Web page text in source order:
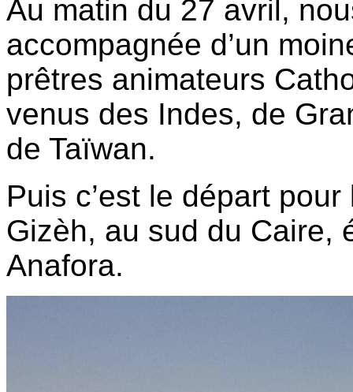
Au matin du 27 avril,
accompagnée d’un
prêtres animateurs
venus des Indes, de
de Taïwan.
Puis c’est le départ
Gizèh, au sud du Caire,
Anafora.